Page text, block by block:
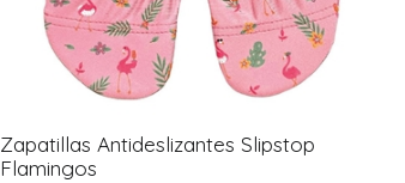
Zapatillas Antideslizantes Slipstop
Flamingos